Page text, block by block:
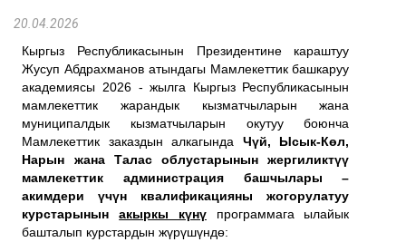
20.04.2026
Кыргыз Республикасынын Президентине караштуу
Жусуп Абдрахманов атындагы Мамлекеттик башкаруу
академиясы 2026 - жылга Кыргыз Республикасынын
мамлекеттик жарандык кызматчыларын жана
муниципалдык кызматчыларын окутуу боюнча
Мамлекеттик заказдын алкагында Чүй, Ысык-Көл,
Нарын жана Талас облустарынын
жергиликтүү
мамлекеттик администрация башчылары –
акимдери үчүн квалификацияны жогорулатуу
курстарынын
акыркы күнүпрограммага ылайык
башталып курстардын жүрүшүндө: